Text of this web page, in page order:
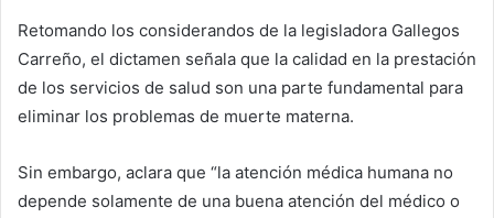
Retomando los considerandos de la legisladora Gallegos
Carreño, el dictamen señala que la calidad en la prestación
de los servicios de salud son una parte fundamental para
eliminar los problemas de muerte materna.
Sin embargo, aclara que “la atención médica humana no
depende solamente de una buena atención del médico o